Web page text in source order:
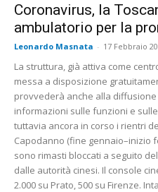
Coronavirus, la
ambulatorio per la
Leonardo Masnata - 17 Febbraio
La struttura, già attiva come
messa a disposizione
provvederà anche alla
informazioni sulle funzioni e
tuttavia ancora in corso i rientri
Capodanno (fine gennaio–inizio
sono rimasti bloccati a seguito
dalle autorità cinesi. Il console
2.000 su Prato, 500 su Firenze.